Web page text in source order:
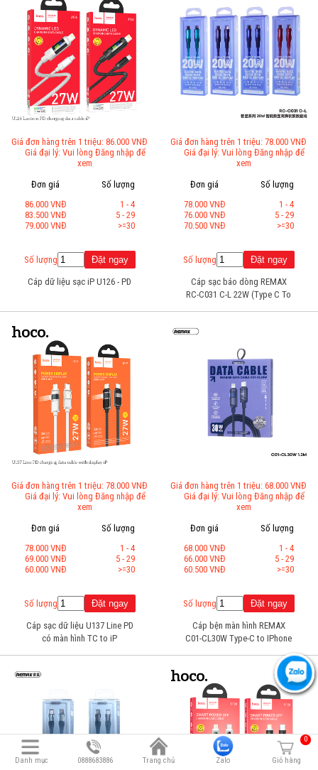
Giá đơn hàng trên 1 triệu: 86.000 VNĐ
Giá đại lý: Vui lòng Đăng nhập để
xem
Đơn giá
86.000 VNĐ
83.500 VNĐ
79.000 VNĐ
Số lượng
1 - 4
5 - 29
>=30
Số lượng
Cáp dữ liệu sạc iP U126 - PD
Giá đơn hàng trên 1 triệu: 78.000 VNĐ
Giá đại lý: Vui lòng Đăng nhập để
xem
Đơn giá
78.000 VNĐ
76.000 VNĐ
70.500 VNĐ
Số lượng
1 - 4
5 - 29
>=30
Số lượng
Cáp sạc báo dòng REMAX
RC-C031 C-L 22W (Type C To
Giá đơn hàng trên 1 triệu: 78.000 VNĐ
Giá đại lý: Vui lòng Đăng nhập để
xem
Đơn giá
78.000 VNĐ
69.000 VNĐ
60.000 VNĐ
Số lượng
1 - 4
5 - 29
>=30
Số lượng
Cáp sạc dữ liệu U137 Line PD
có màn hình TC to iP
Giá đơn hàng trên 1 triệu: 68.000 VNĐ
Giá đại lý: Vui lòng Đăng nhập để
xem
Đơn giá
68.000 VNĐ
66.000 VNĐ
60.500 VNĐ
Số lượng
1 - 4
5 - 29
>=30
Số lượng
Cáp bện màn hình REMAX
C01-CL30W Type-C to IPhone
Danh mục 0888683886 Trang chủ Zalo
0
Giỏ hàng